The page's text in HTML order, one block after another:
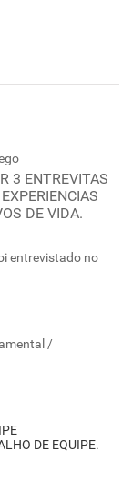
3 ENTREVITAS
DE VIDA.
entrevistado no
/
DE EQUIPE.